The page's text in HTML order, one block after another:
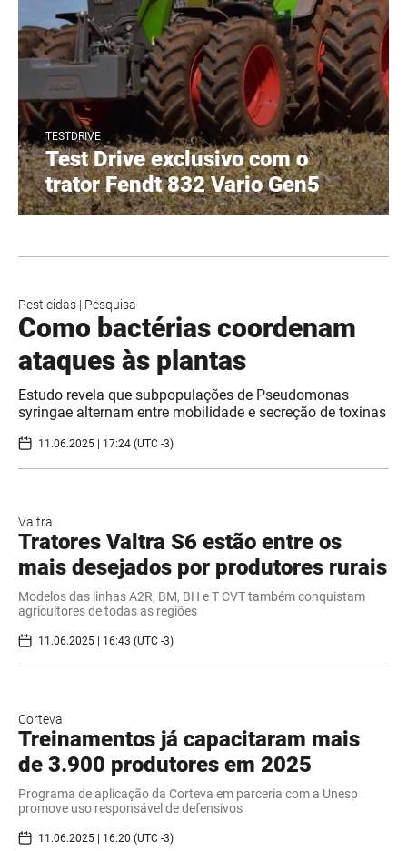
TESTDRIVE
Test Drive exclusivo com o
trator Fendt 832 Vario Gen5
Pesticidas | Pesquisa
Como bactérias coordenam
ataques às plantas
Estudo revela que subpopulações de Pseudomonas
syringae alternam entre mobilidade e secreção de toxinas
11.06.2025 | 17:24 (UTC -3)
Valtra
Tratores Valtra S6 estão entre os
mais desejados por produtores rurais
Modelos das linhas A2R, BM, BH e T CVT também conquistam
agricultores de todas as regiões
11.06.2025 | 16:43 (UTC -3)
Corteva
Treinamentos já capacitaram mais
de 3.900 produtores em 2025
Programa de aplicação da Corteva em parceria com a Unesp
promove uso responsável de defensivos
11.06.2025 | 16:20 (UTC -3)